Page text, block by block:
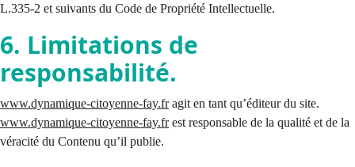
L.335-2 et suivants du Code de Propriété Intellectuelle.
6. Limitations de
responsabilité.
www.dynamique-citoyenne-fay.fragit en tant qu’éditeur du site.
www.dynamique-citoyenne-fay.frest responsable de la qualité et de la
véracité du Contenu qu’il publie.